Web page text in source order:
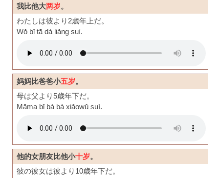
我比他大两岁。
わたしは彼より2歳年上だ。
Wǒ bǐ tā dà liǎng suì.
妈妈比爸爸小五岁。
母は父より5歳年下だ。
Māma bǐ bà bà xiǎowǔ suì.
他的女朋友比他小十岁。
彼の彼女は彼より10歳年下だ。